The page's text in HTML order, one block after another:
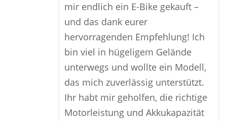
mir endlich ein E-Bike gekauft –
und das dank eurer
hervorragenden Empfehlung! Ich
bin viel in hügeligem Gelände
unterwegs und wollte ein Modell,
das mich zuverlässig unterstützt.
Ihr habt mir geholfen, die richtige
Motorleistung und Akkukapazität